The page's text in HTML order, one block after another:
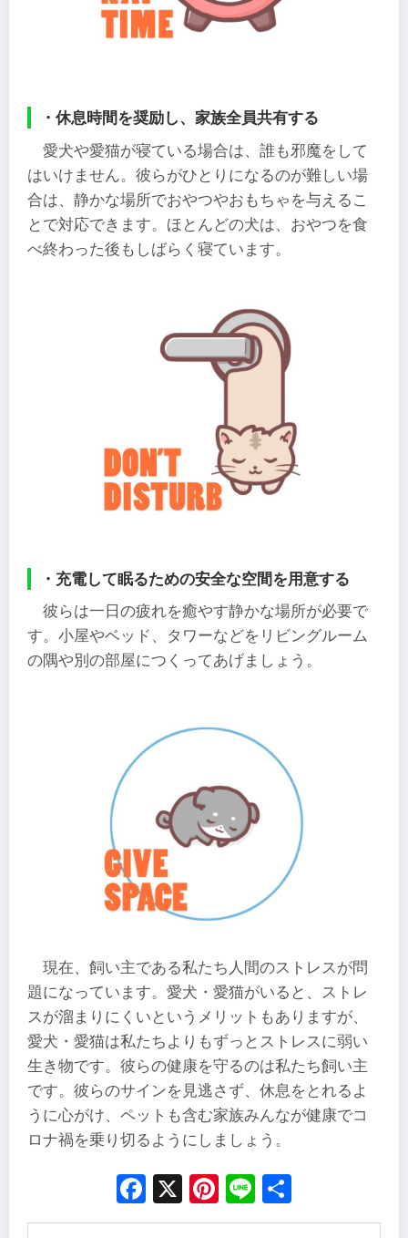
・休息時間を奨励し、家族全員共有する
愛犬や愛猫が寝ている場合は、誰も邪魔をして
はいけません。彼らがひとりになるのが難しい場
合は、静かな場所でおやつやおもちゃを与えるこ
とで対応できます。ほとんどの犬は、おやつを食
べ終わった後もしばらく寝ています。
・充電して眠るための安全な空間を用意する
彼らは一日の疲れを癒やす静かな場所が必要で
す。小屋やベッド、タワーなどをリビングルーム
の隅や別の部屋につくってあげましょう。
現在、飼い主である私たち人間のストレスが問
題になっています。愛犬・愛猫がいると、ストレ
スが溜まりにくいというメリットもありますが、
愛犬・愛猫は私たちよりもずっとストレスに弱い
生き物です。彼らの健康を守るのは私たち飼い主
です。彼らのサインを見逃さず、休息をとれるよ
うに心がけ、ペットも含む家族みんなが健康でコ
ロナ禍を乗り切るようにしましょう。
Facebook
X Pinterest
Line